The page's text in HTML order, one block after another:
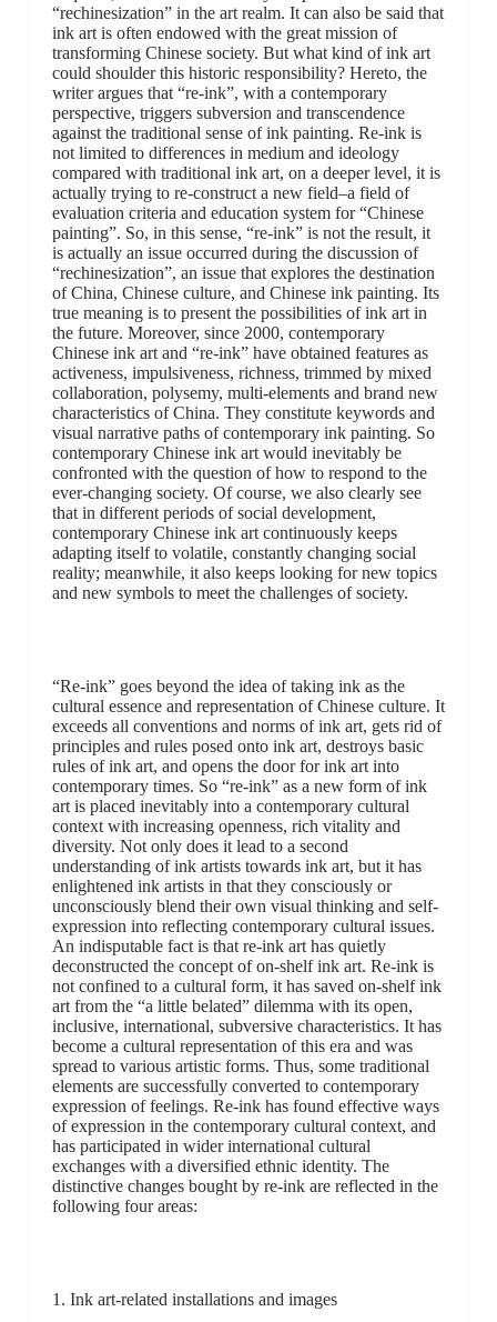
“rechinesization” in the art realm. It can also be said that
ink art is often endowed with the great mission of
transforming Chinese society. But what kind of ink art
could shoulder this historic responsibility? Hereto, the
writer argues that “re-ink”, with a contemporary
perspective, triggers subversion and transcendence
against the traditional sense of ink painting. Re-ink is
not limited to differences in medium and ideology
compared with traditional ink art, on a deeper level, it is
actually trying to re-construct a new field–a field of
evaluation criteria and education system for “Chinese
painting”. So, in this sense, “re-ink” is not the result, it
is actually an issue occurred during the discussion of
“rechinesization”, an issue that explores the destination
of China, Chinese culture, and Chinese ink painting. Its
true meaning is to present the possibilities of ink art in
the future. Moreover, since 2000, contemporary
Chinese ink art and “re-ink” have obtained features as
activeness, impulsiveness, richness, trimmed by mixed
collaboration, polysemy, multi-elements and brand new
characteristics of China. They constitute keywords and
visual narrative paths of contemporary ink painting. So
contemporary Chinese ink art would inevitably be
confronted with the question of how to respond to the
ever-changing society. Of course, we also clearly see
that in different periods of social development,
contemporary Chinese ink art continuously keeps
adapting itself to volatile, constantly changing social
reality; meanwhile, it also keeps looking for new topics
and new symbols to meet the challenges of society.
“Re-ink” goes beyond the idea of taking ink as the
cultural essence and representation of Chinese culture. It
exceeds all conventions and norms of ink art, gets rid of
principles and rules posed onto ink art, destroys basic
rules of ink art, and opens the door for ink art into
contemporary times. So “re-ink” as a new form of ink
art is placed inevitably into a contemporary cultural
context with increasing openness, rich vitality and
diversity. Not only does it lead to a second
understanding of ink artists towards ink art, but it has
enlightened ink artists in that they consciously or
unconsciously blend their own visual thinking and self-
expression into reflecting contemporary cultural issues.
An indisputable fact is that re-ink art has quietly
deconstructed the concept of on-shelf ink art. Re-ink is
not confined to a cultural form, it has saved on-shelf ink
art from the “a little belated” dilemma with its open,
inclusive, international, subversive characteristics. It has
become a cultural representation of this era and was
spread to various artistic forms. Thus, some traditional
elements are successfully converted to contemporary
expression of feelings. Re-ink has found effective ways
of expression in the contemporary cultural context, and
has participated in wider international cultural
exchanges with a diversified ethnic identity. The
distinctive changes bought by re-ink are reflected in the
following four areas:
1. Ink art-related installations and images